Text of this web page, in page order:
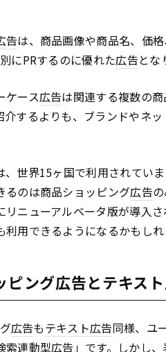
告は、商品画像や商品名、価
にPRするのに優れた広告とな
ケース広告は関連する複数の
介するよりも、ブランドやネ
、世界15ヶ国で利用されてい
るのは商品ショッピング広告
リニューアルベータ版が導入
用できるようになるかもしれ
ング広告とテキス
広告もテキスト広告同様、ユ
索連動型広告」です。しかし